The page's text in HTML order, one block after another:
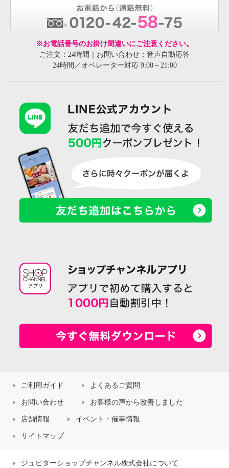
※お電話番号のお掛け間違いにご注意ください。
ご注文：24時間｜お問い合わせ：音声自動応答
24時間／オペレーター対応 9:00～21:00
ご利用ガイド よくあるご質問
お問い合わせ お客様の声から改善しました
店舗情報 イベント・催事情報
サイトマップ
ジュピターショップチャンネル株式会社について